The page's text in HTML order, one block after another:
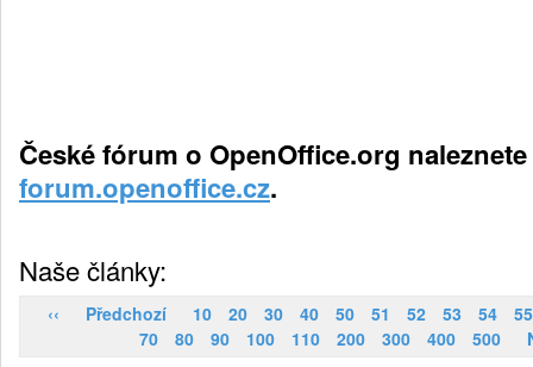
České fórum o OpenOffice.org
forum.openoffice.cz.
Naše články:
‹‹ Předchozí 10 20 30 40 50 51 52 53 54
55
70
80 90 100 110 200 300 400 500